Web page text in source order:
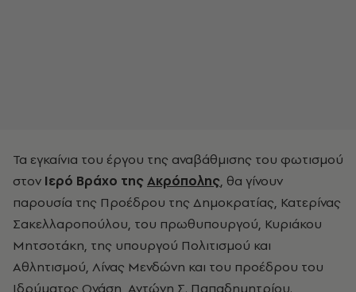
Τα εγκαίνια του έργου της αναβάθμισης του φωτισμού
στον Ιερό Βράχο της Ακρόπολης, θα γίνουν
παρουσία της Προέδρου της Δημοκρατίας, Κατερίνας
Σακελλαροπούλου, του πρωθυπουργού, Κυριάκου
Μητσοτάκη, της υπουργού Πολιτισμού και
Αθλητισμού, Λίνας Μενδώνη και του προέδρου του
Ιδρύματος Ωνάση, Αντώνη Σ. Παπαδημητρίου.